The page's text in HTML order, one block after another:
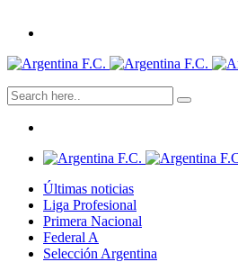
Últimas noticias
Liga Profesional
Primera Nacional
Federal A
Selección Argentina